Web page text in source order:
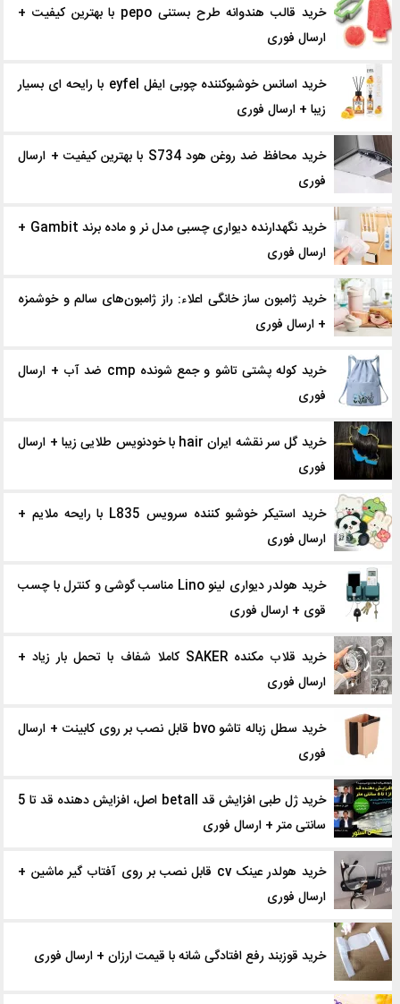
خرید قالب هندوانه طرح بستنی pepo با بهترین کیفیت +
ارسال فوری
خرید اسانس خوشبوکننده چوبی ایفل eyfel با رایحه ای بسیار
زیبا + ارسال فوری
خرید محافظ ضد روغن هود S734 با بهترین کیفیت + ارسال
فوری
خرید نگهدارنده دیواری چسبی مدل نر و ماده برند Gambit +
ارسال فوری
خرید ژامبون ساز خانگی اعلاء: راز ژامبون‌های سالم و خوشمزه
+ ارسال فوری
خرید کوله پشتی تاشو و جمع شونده cmp ضد آب + ارسال
فوری
خرید گل سر نقشه ایران hair با خودنویس طلایی زیبا + ارسال
فوری
خرید استیکر خوشبو کننده سرویس L835 با رایحه ملایم +
ارسال فوری
خرید هولدر دیواری لینو Lino مناسب گوشی و کنترل با چسب
قوی + ارسال فوری
خرید قلاب‌ مکنده SAKER کاملا شفاف با تحمل بار زیاد +
ارسال فوری
خرید سطل زباله تاشو bvo قابل نصب بر روی کابینت + ارسال
فوری
خرید ژل طبی افزایش قد betall اصل، افزایش دهنده قد تا 5
سانتی متر + ارسال فوری
خرید هولدر عینک cv قابل نصب بر روی آفتاب گیر ماشین +
ارسال فوری
خرید قوزبند رفع افتادگی شانه با قیمت ارزان + ارسال فوری